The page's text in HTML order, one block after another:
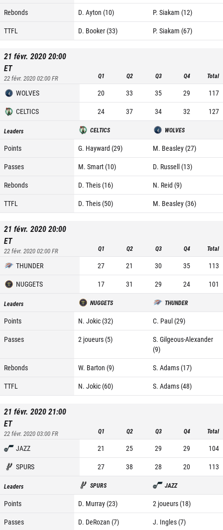
Rebonds
D. Ayton (10)
P. Siakam (12)
TTFL
D. Booker (33) P. Siakam (67)
21 févr. 2020 20:00
ET
22 févr. 2020 02:00FR Q1 Q2 Q3 Q4 Total
WOLVES 20 33 35 29
117
CELTICS
24 37 34 32 127
Leaders CELTICS WOLVES
Points G. Hayward (29)
M. Beasley (27)
Passes
M. Smart (10)
D. Russell (13)
Rebonds
D. Theis (16)
N. Reid (9)
TTFL
D. Theis (50) M. Beasley (36)
21 févr. 2020 20:00
ET
22 févr. 2020 02:00FR Q1 Q2 Q3 Q4 Total
THUNDER 27 21 30 35
113
NUGGETS
17 31 29 24 101
Leaders NUGGETS THUNDER
Points N. Jokic (32)
C. Paul (29)
Passes
2 joueurs (5)
S. Gilgeous-Alexander
(9)
Rebonds
W. Barton (9)
S. Adams (17)
TTFL
N. Jokic (60) S. Adams (48)
21 févr. 2020 21:00
ET
22 févr. 2020 03:00FR Q1 Q2 Q3 Q4 Total
JAZZ 21 25 29 29
104
SPURS
27 38 28 20 113
Leaders SPURS JAZZ
Points D. Murray (23)
2 joueurs (18)
Passes
D. DeRozan (7) J. Ingles (7)